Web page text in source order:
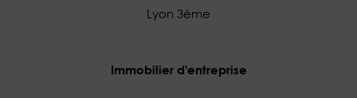
Lyon 3ème
Immobilier d'entreprise